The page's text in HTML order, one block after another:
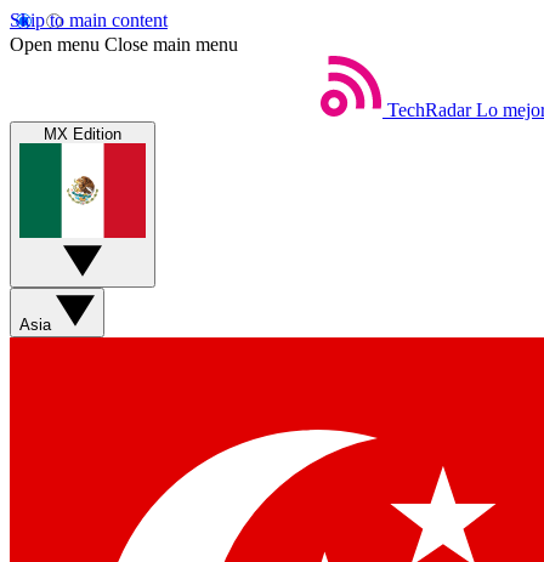
Skip to main content
Open menu Close main menu
TechRadar Lo
MX Edition
Asia